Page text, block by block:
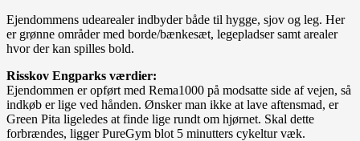
Ejendommens udearealer indbyder både til hygge, sjov og leg. Her
er grønne områder med borde/bænkesæt, legepladser samt arealer
hvor der kan spilles bold.
Risskov Engparks værdier:
Ejendommen er opført med Rema1000 på modsatte side af vejen, så
indkøb er lige ved hånden. Ønsker man ikke at lave aftensmad, er
Green Pita ligeledes at finde lige rundt om hjørnet. Skal dette
forbrændes, ligger PureGym blot 5 minutters cykeltur væk.